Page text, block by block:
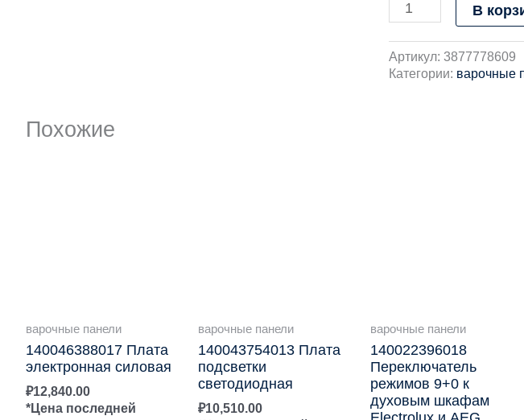
В
Артикул: 3877778609
Категории: варочные
Похожие
варочные панели
140046388017 Плата
электронная силовая
₽12,840.00
*Цена последней
варочные панели
140043754013 Плата
подсветки
светодиодная
₽10,510.00
варочные панели
140022396018
Переключатель
режимов 9+0 к
духовым шкафам